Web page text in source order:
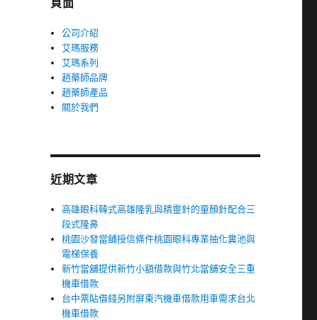
頁面
公司介紹
艾瑪服務
艾瑪系列
趙藥師品牌
趙藥師產品
關於我們
近期文章
高雄眼科韓式高雄隆乳與精靈針的童顏針配合三
段式隆鼻
桃園沙發當舖授信條件桃園眼科專業抽化糞池與
電梯保養
新竹當舖提供新竹小額借款與竹北當舖安全三重
機車借款
台中票貼借錢另附屏東汽機車借款用車需求台北
機車借款